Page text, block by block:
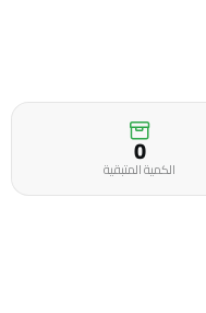
0
الكمية المتبقية